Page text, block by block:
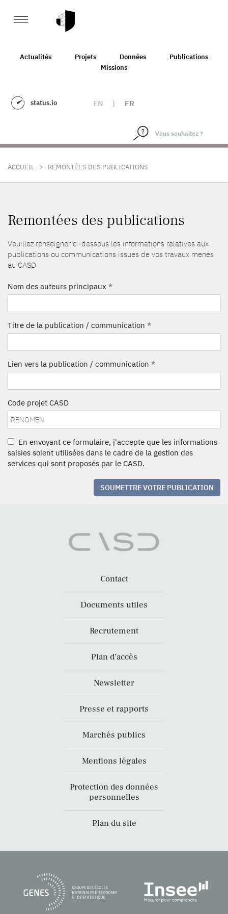
Actualités Projets Données
Publications
Missions
status.io EN | FR
ACCUEIL > REMONTÉES DES PUBLICATIONS
Remontées des publications
Veuillez renseigner ci-dessous les informations relatives aux
publications ou communications issues de vos travaux menés
au CASD
Nom des auteurs principaux *
Titre de la publication / communication *
Lien vers la publication / communication *
Code projet CASD
En envoyant ce formulaire, j'accepte que les informations
saisies soient utilisées dans le cadre de la gestion des
services qui sont proposés par le CASD.
SOUMETTRE VOTRE PUBLICATION
Contact
Documents utiles
Recrutement
Plan d’accès
Newsletter
Presse et rapports
Marchés publics
Mentions légales
Protection des données
personnelles
Plan du site